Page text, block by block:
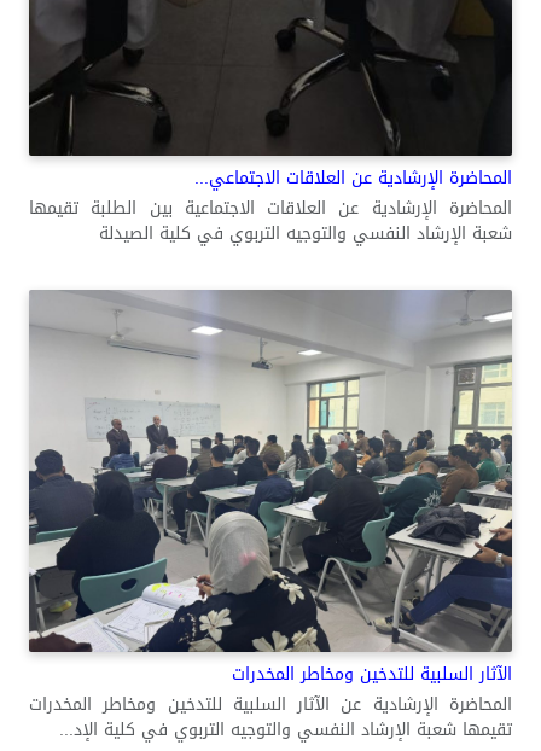
المحاضرة الإرشادية عن العلاقات الاجتماعي...
المحاضرة الإرشادية عن العلاقات الاجتماعية بين الطلبة تقيمها
شعبة الإرشاد النفسي والتوجيه التربوي في كلية الصيدلة
الآثار السلبية للتدخين ومخاطر المخدرات
المحاضرة الإرشادية عن الآثار السلبية للتدخين ومخاطر المخدرات
تقيمها شعبة الإرشاد النفسي والتوجيه التربوي في كلية الإد...